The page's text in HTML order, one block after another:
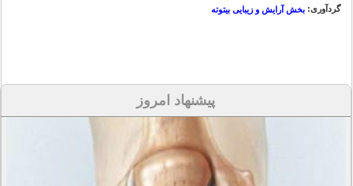
گردآوری: بخش آرایش و زیبایی بیتوته
پیشنهاد امروز